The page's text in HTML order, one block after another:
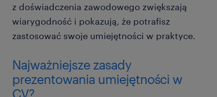
z doświadczenia zawodowego zwiększają
wiarygodność i pokazują, że potrafisz
zastosować swoje umiejętności w praktyce.
Najważniejsze zasady
prezentowania umiejętności w
CV?